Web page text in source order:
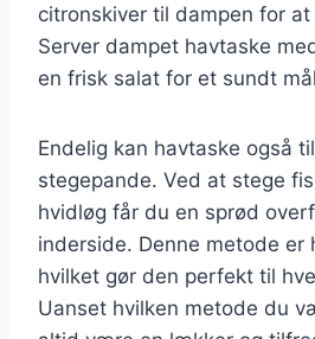
citronskiver til dampen for
Server dampet havtaske
en frisk salat for et sundt
Endelig kan havtaske også
stegepande. Ved at stege
hvidløg får du en sprød
inderside. Denne metode er
hvilket gør den perfekt til
Uanset hvilken metode du